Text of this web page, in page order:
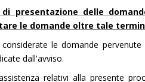
presentazione delle
le domande oltre tale
considerate le domande
dall'avviso.
relativi alla presente